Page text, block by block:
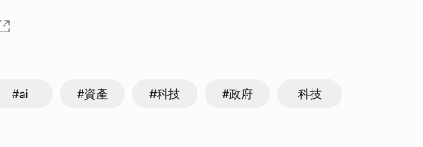
#ai #資產 #科技 #政府 科技